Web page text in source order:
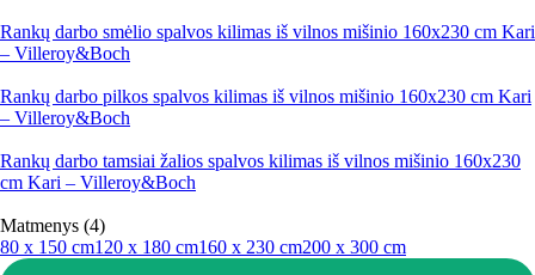
Rankų darbo smėlio spalvos kilimas iš vilnos mišinio 160x230 cm Kari
– Villeroy&Boch
Rankų darbo pilkos spalvos kilimas iš vilnos mišinio 160x230 cm Kari
– Villeroy&Boch
Rankų darbo tamsiai žalios spalvos kilimas iš vilnos mišinio 160x230
cm Kari – Villeroy&Boch
Matmenys (4)
80 x 150 cm120 x 180 cm160 x 230 cm200 x 300 cm